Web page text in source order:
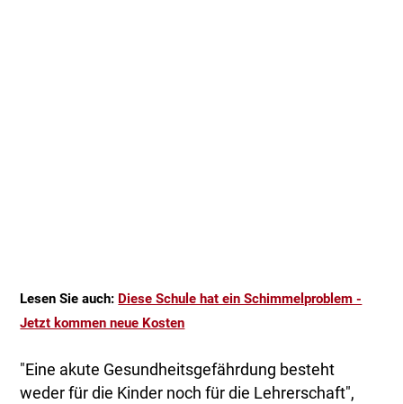
Lesen Sie auch: Diese Schule hat ein Schimmelproblem -
Jetzt kommen neue Kosten
"Eine akute Gesundheitsgefährdung besteht
weder für die Kinder noch für die Lehrerschaft",